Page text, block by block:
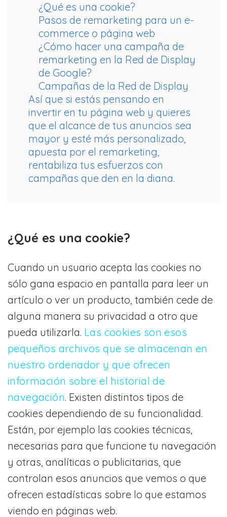
¿Qué es una cookie?
Pasos de remarketing para un e-
commerce o página web
¿Cómo hacer una campaña de
remarketing en la Red de Display
de Google?
Campañas de la Red de Display
Así que si estás pensando en
invertir en tu página web y quieres
que el alcance de tus anuncios sea
mayor y esté más personalizado,
apuesta por el remarketing,
rentabiliza tus esfuerzos con
campañas que den en la diana.
¿Qué es una cookie?
Cuando un usuario acepta las cookies no
sólo gana espacio en pantalla para leer un
artículo o ver un producto, también cede de
alguna manera su privacidad a otro que
pueda utilizarla. Las cookies son esos
pequeños archivos que se almacenan en
nuestro ordenador y que ofrecen
información sobre el historial de
navegación. Existen distintos tipos de
cookies dependiendo de su funcionalidad.
Están, por ejemplo las cookies técnicas,
necesarias para que funcione tu navegación
y otras, analíticas o publicitarias, que
controlan esos anuncios que vemos o que
ofrecen estadísticas sobre lo que estamos
viendo en páginas web.